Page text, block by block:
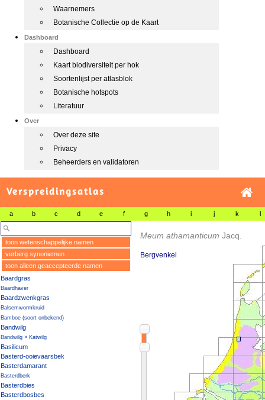
Waarnemers
Botanische Collectie op de Kaart
Dashboard
Dashboard
Kaart biodiversiteit per hok
Soortenlijst per atlasblok
Botanische hotspots
Literatuur
Over
Over deze site
Privacy
Beheerders en validatoren
Verspreidingsatlas
a b c d e f g h i j k l
toon wetenschappelijke namen
verberg synoniemen
toon alleen geaccepteerde namen
Baardgras
Baardhaver
Baardzwenkgras
Balsemwormkruid
Bamboe (soort onbekend)
Bandwilg
Bandwilg × Katwilg
Basilicum
Basterd-ooievaarsbek
Basterdamarant
Basterdberk
Basterdbies
Basterdbosbes
Meum athamanticum Jacq.
Bergvenkel